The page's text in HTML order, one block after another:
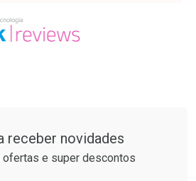
Ativar Desconto
Comprar sem Desconto
receber novidades
ofertas e super descontos